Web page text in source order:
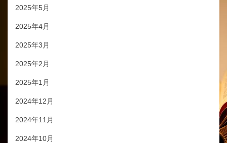
2025年5月
2025年4月
2025年3月
2025年2月
2025年1月
2024年12月
2024年11月
2024年10月